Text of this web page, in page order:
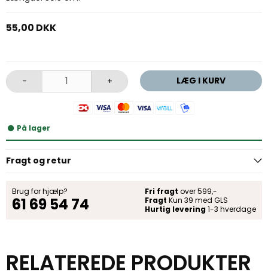
55,00 DKK
- + LÆG I KURV
På lager
Fragt og retur
Brug for hjælp?
61 69 54 74
Fri fragt over 599,-
Fragt Kun 39 med GLS
Hurtig levering 1-3 hverdage
RELATEREDE PRODUKTER